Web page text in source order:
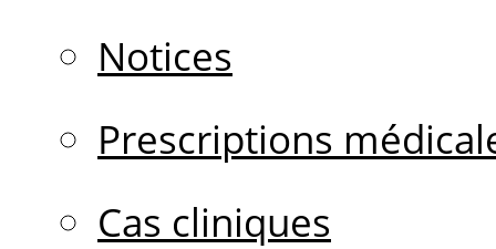
Notices
Prescriptions
Cas cliniques